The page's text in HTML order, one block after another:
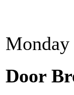
Monday
Door